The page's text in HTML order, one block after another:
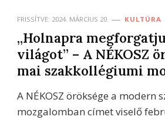
FRISSÍTVE: 2024. MÁRCIUS 20. KULTÚRA
„Holnapra
világot” – A NÉKOSZ
mai szakkollégiumi
A NÉKOSZ öröksége a modern
mozgalomban címet viselő